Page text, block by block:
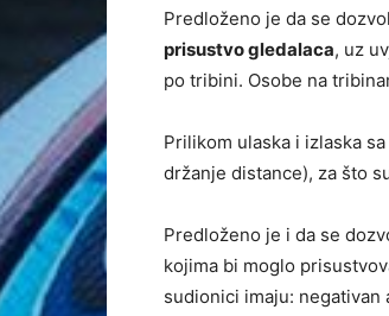
Predloženo je da se
prisustvo gledalaca, uz
po tribini. Osobe na
Prilikom ulaska i izlaska
držanje distance), za što
Predloženo je i da se
kojima bi moglo
sudionici imaju: